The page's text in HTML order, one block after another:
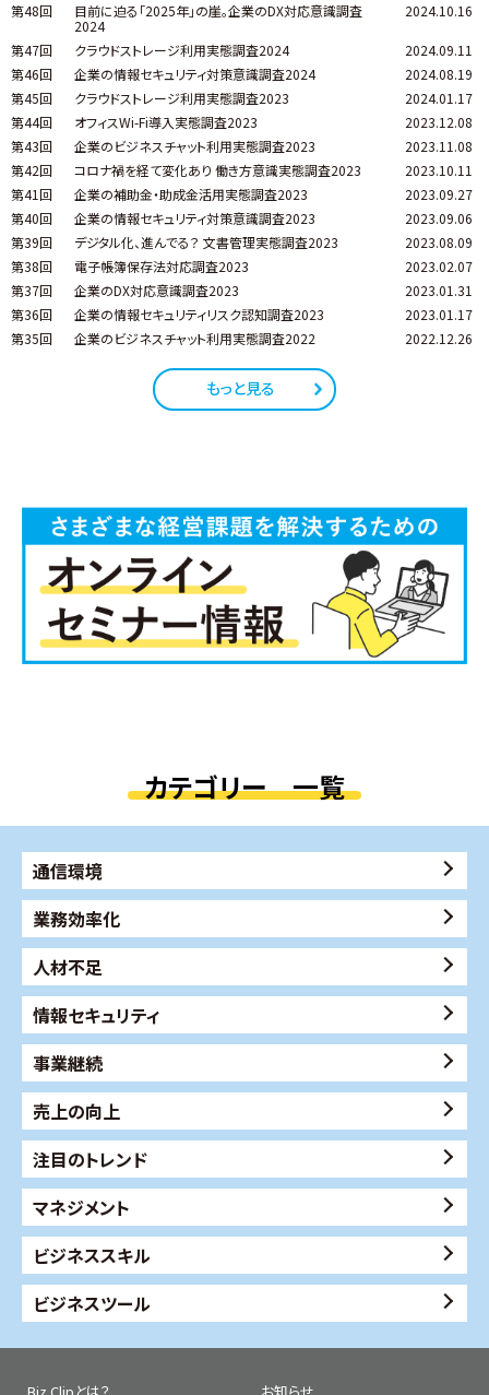
第48回
目前に迫る「2025年」の崖。企業のDX対応意識調査
2024
2024.10.16
第47回 クラウドストレージ利用実態調査2024
2024.09.11
第46回
企業の情報セキュリティ対策意識調査2024
2024.08.19
第45回
クラウドストレージ利用実態調査2023
2024.01.17
第44回
オフィスWi-Fi導入実態調査2023
2023.12.08
第43回
企業のビジネスチャット利用実態調査2023
2023.11.08
第42回
コロナ禍を経て変化あり 働き方意識実態調査2023
2023.10.11
第41回
企業の補助金・助成金活用実態調査2023
2023.09.27
第40回
企業の情報セキュリティ対策意識調査2023
2023.09.06
第39回
デジタル化、進んでる？ 文書管理実態調査2023
2023.08.09
第38回
電子帳簿保存法対応調査2023
2023.02.07
第37回
企業のDX対応意識調査2023
2023.01.31
第36回
企業の情報セキュリティリスク認知調査2023
2023.01.17
第35回
企業のビジネスチャット利用実態調査2022 2022.12.26
もっと見る
カテゴリー 一覧
通信環境
業務効率化
人材不足
情報セキュリティ
事業継続
売上の向上
注目のトレンド
マネジメント
ビジネススキル
ビジネスツール